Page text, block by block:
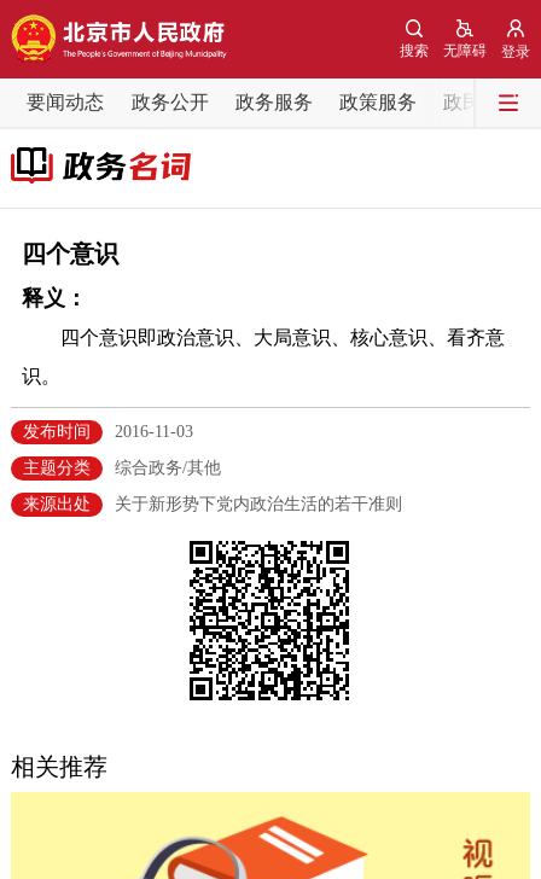
登录
无障碍
搜索
要闻动态 政务公开 政务服务 政策服务 政民互动
要闻动态
党中央精神
各区热点
政务公开
市领导
政策兑现 政策解读
专题公开
法人服务
便民服务
阳光政务
四个意识
释义：
四个意识即政治意识、大局意识、核心意识、看齐意
识。
发布时间
2016-11-03
主题分类
综合政务/其他
来源出处
关于新形势下党内政治生活的若干准则
相关推荐